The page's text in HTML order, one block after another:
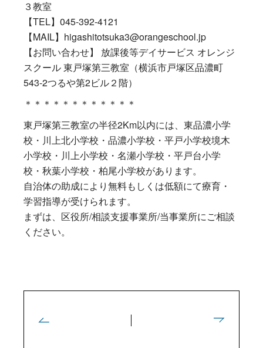
３教室
【TEL】045-392-4121
【MAIL】higashitotsuka3@orangeschool.jp
【お問い合わせ】 放課後等デイサービス オレンジ
スクール 東戸塚第三教室（横浜市戸塚区品濃町
543-2つるや第2ビル２階）
＊＊＊＊＊＊＊＊＊＊＊＊
東戸塚第三教室の半径2Km以内には、東品濃小学
校・川上北小学校・品濃小学校・平戸小学校境木
小学校・川上小学校・名瀬小学校・平戸台小学
校・秋葉小学校・柏尾小学校があります。
自治体の助成により無料もしくは低額にて療育・
学習指導が受けられます。
まずは、区役所/相談支援事業所/当事業所にご相談
ください。